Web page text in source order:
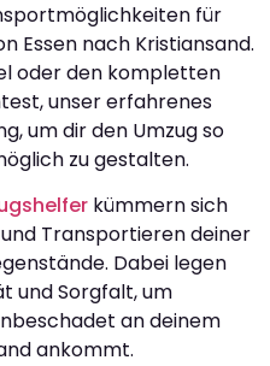
für
Essen nach Kristiansand.
oder den kompletten
unser erfahrenes
um dir den Umzug so
zu gestalten.
kümmern sich
Transportieren deiner
Dabei legen
und Sorgfalt, um
an deinem
ankommt.